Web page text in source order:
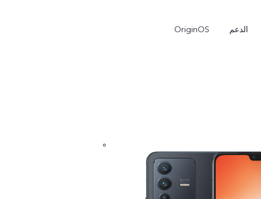
الدعم OriginOS